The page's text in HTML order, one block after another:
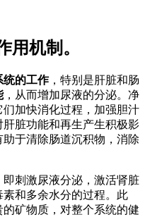
用机制。
统的工作，特别是肝脏和肠
，从而增加尿液的分泌。净
加快消化过程，加强胆汁
脏功能和再生产生积极影
于清除肠道沉积物，消除
即刺激尿液分泌，激活肾脏
和多余水分的过程。此
矿物质，对整个系统的健